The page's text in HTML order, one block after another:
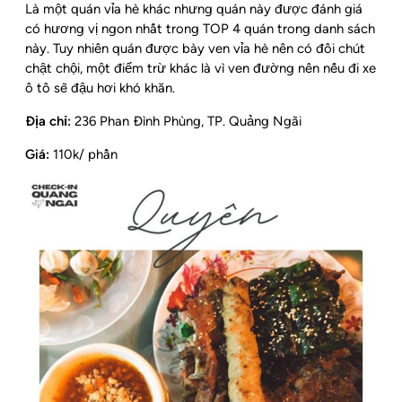
Là một quán vỉa hè khác nhưng quán này được đánh giá
có hương vị ngon nhất trong TOP 4 quán trong danh sách
này. Tuy nhiên quán được bày ven vỉa hè nên có đôi chút
chật chội, một điểm trừ khác là vì ven đường nên nếu đi xe
ô tô sẽ đậu hơi khó khăn.
Địa chỉ: 236 Phan Đình Phùng, TP. Quảng Ngãi
Giá: 110k/ phần